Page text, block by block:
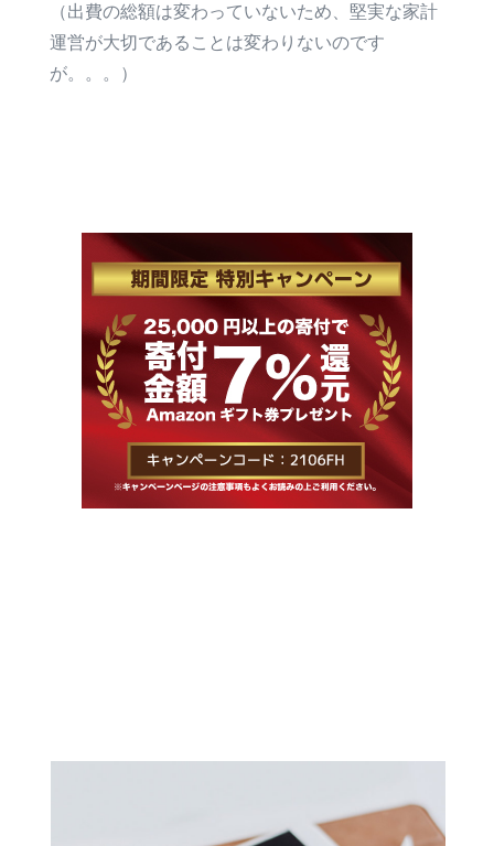
（出費の総額は変わっていないため、堅実な家計
運営が大切であることは変わりないのです
が。。。）